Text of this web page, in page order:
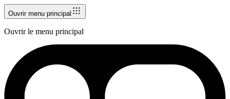
Ouvrir menu principal
Ouvrir le menu principal